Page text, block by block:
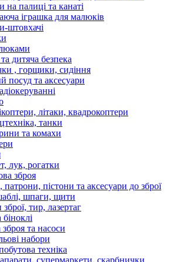
на палиці та канаті
іграшка для малюків
штовхачі
та дитяча безпека
, горщики, сидіння
посуд та аксесуари
літаки, квадрокоптери
танки
та комахи
лук, рогатки
зброя
патрони, пістони та аксесуари до зброї
шпаги, щити
тир, лазертаг
біноклі
та насоси
набори
техніка
супермаркети, скарбнички